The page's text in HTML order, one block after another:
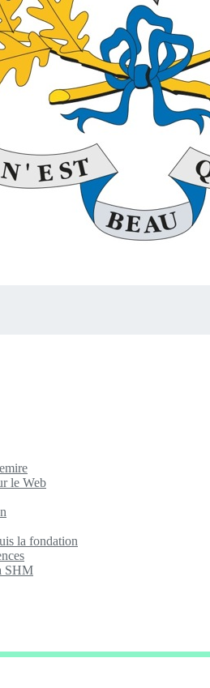
le Web
la fondation
SHM